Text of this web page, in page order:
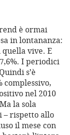
è ormai
in lontananza:
quella vive. E
I periodici
s’è
complessivo,
nel 2010
la sola
– rispetto allo
il mese con